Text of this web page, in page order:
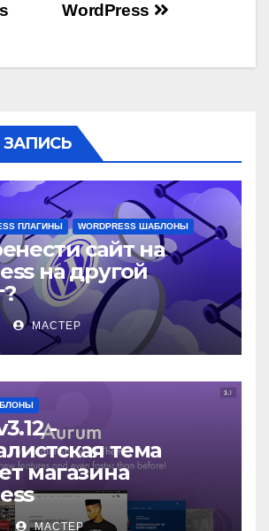
WordPress
ПЛАГИНЫ WORDPRESS ШАБЛОНЫ
сайт на
на другой
МАСТЕР
-
тема
магазина
МАСТЕР